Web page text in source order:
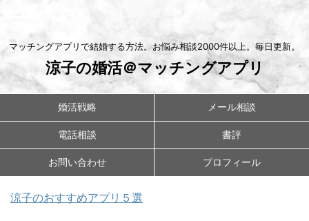
マッチングアプリで結婚する方法。お悩み相談2000件以上。毎日更新。
涼子の婚活＠マッチングアプリ
婚活戦略 メール相談
電話相談 書評
お問い合わせ プロフィール
涼子のおすすめアプリ５選